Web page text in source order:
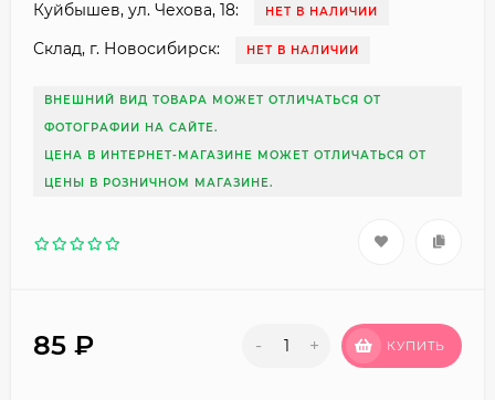
Куйбышев, ул. Чехова, 18: НЕТ В НАЛИЧИИ
Склад, г. Новосибирск: НЕТ В НАЛИЧИИ
ВНЕШНИЙ ВИД ТОВАРА МОЖЕТ ОТЛИЧАТЬСЯ ОТ
ФОТОГРАФИИ НА САЙТЕ.
ЦЕНА В ИНТЕРНЕТ-МАГАЗИНЕ МОЖЕТ ОТЛИЧАТЬСЯ ОТ
ЦЕНЫ В РОЗНИЧНОМ МАГАЗИНЕ.
85 ₽ - + КУПИТЬ